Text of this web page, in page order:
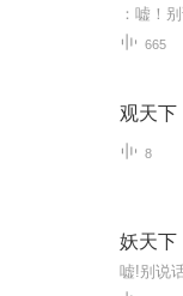
665
观天下
8
妖天下